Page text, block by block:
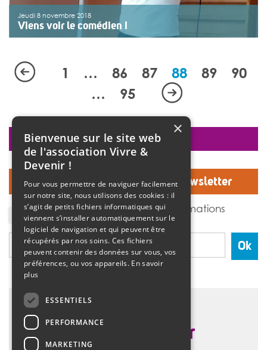
Jeudi 8 novembre 2018
Viens voir le comédien !
représentation théâtrale (« Et Dieu ne pesait pas lourd »
de Dieudoné Niangouna) le vendredi 12 octobre 2018
en accueillant Frédéric Fisbach, comédien à la Maison
1 … 86 87 88 89
90
…
95
Inscrivez-vous à notre Newsletter
J'accepte de recevoir des informations
de l'association Vivre et devenir.
Ok
faire un don
×
Bienvenue sur le site web
de l'association Vivre &
Devenir !
Pour vous permettre de naviguer facilement
sur notre site, nous utilisons des cookies : il
s’agit de petits fichiers informatiques qui
viennent s’installer automatiquement sur le
logiciel de navigation et qui peuvent être
récupérés par nos soins. Ces fichiers
peuvent contenir des données sur vous, vos
préférences, ou vos appareils. En savoir
plus
ESSENTIELS
PERFORMANCE
MARKETING